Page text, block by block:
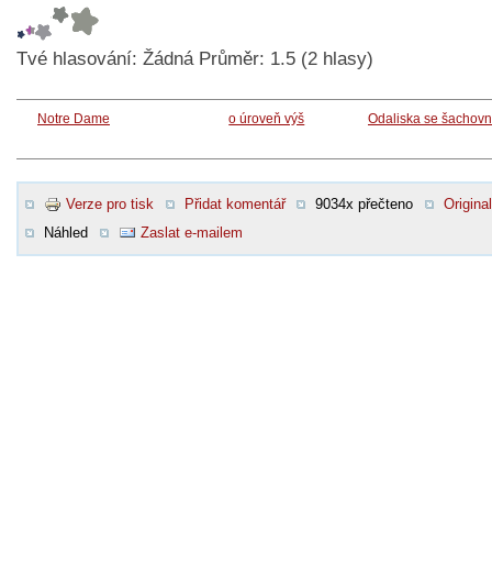
Tvé hlasování: Žádná Průměr: 1.5 (2 hlasy)
Notre Dame o úroveň výš Odaliska se
Verze pro tisk Přidat komentář 9034x přečteno
Original
Náhled
Zaslat e-mailem